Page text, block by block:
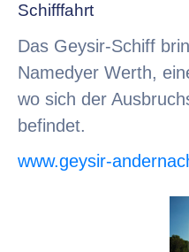
Schifffahrt
Das Geysir-Schiff
Namedyer Werth,
wo sich der
befindet.
www.geysir-